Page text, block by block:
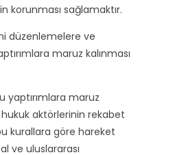
korunması sağlamaktır.
düzenlemelere ve
maruz kalınması
yaptırımlara maruz
aktörlerinin rekabet
kurallara göre hareket
ve uluslararası